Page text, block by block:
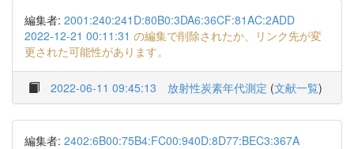
編集者: 2001:240:241D:80B0:3DA6:36CF:81AC:2ADD
2022-12-21 00:11:31 の編集で削除されたか、リンク先が変
更された可能性があります。
2022-06-11 09:45:13 放射性炭素年代測定 (文献一覧)
編集者: 2402:6B00:75B4:FC00:940D:8D77:BEC3:367A